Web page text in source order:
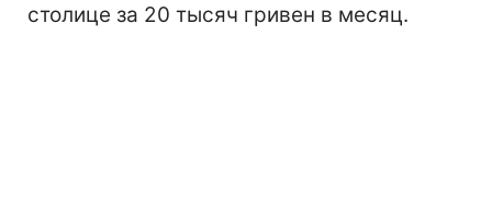
столице за 20 тысяч гривен в месяц.